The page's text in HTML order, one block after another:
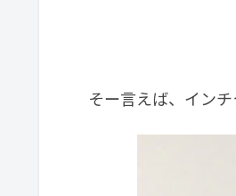
そー言えば、イン